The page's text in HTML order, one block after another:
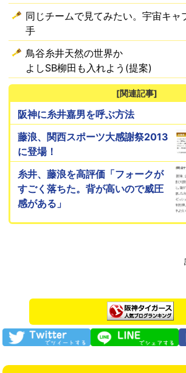
同じチームで見てみたい。宇宙キャ
手
鳥谷糸井天然の世界か
よしSB柳田も入れよう(提案)
[関連記事]
阪神に糸井嘉男を呼ぶ方法
藤浪、関西スポーツ大感謝祭2013
に登場！
糸井、藤浪を高評価「フォークが
すごく落ちた。背が高いので威圧
感がある」